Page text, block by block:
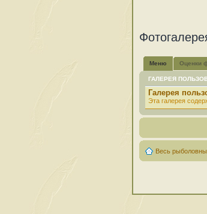
Меню Оценки
ГАЛЕРЕЯ
Галерея
Эта галерея
Весь